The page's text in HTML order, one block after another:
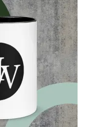
optie
kan
gekozen
worden
op
de
productpagina